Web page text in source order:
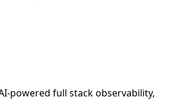
powered full stack observability,